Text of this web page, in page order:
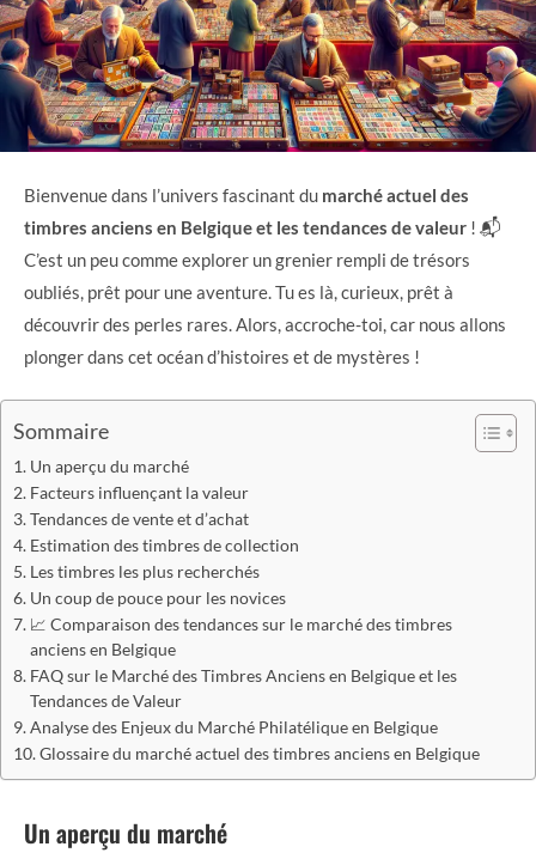
Bienvenue dans l’univers fascinant du marché actuel des
timbres anciens en Belgique et les tendances de valeur ! 📬
C’est un peu comme explorer un grenier rempli de trésors
oubliés, prêt pour une aventure. Tu es là, curieux, prêt à
découvrir des perles rares. Alors, accroche-toi, car nous allons
plonger dans cet océan d’histoires et de mystères !
Sommaire
Un aperçu du marché
Facteurs influençant la valeur
Tendances de vente et d’achat
Estimation des timbres de collection
Les timbres les plus recherchés
Un coup de pouce pour les novices
📈 Comparaison des tendances sur le marché des timbres
anciens en Belgique
FAQ sur le Marché des Timbres Anciens en Belgique et les
Tendances de Valeur
Analyse des Enjeux du Marché Philatélique en Belgique
Glossaire du marché actuel des timbres anciens en Belgique
Un aperçu du marché